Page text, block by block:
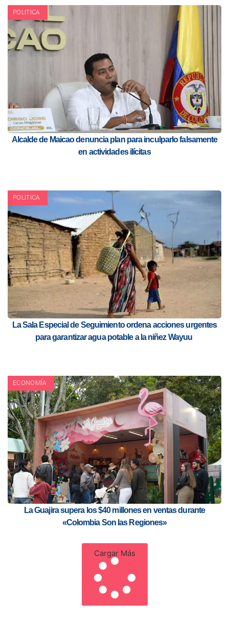
POLITICA
Alcalde de Maicao denuncia plan para inculparlo falsamente
en actividades ilícitas
POLITICA
La Sala Especial de Seguimiento ordena acciones urgentes
para garantizar agua potable a la niñez Wayuu
ECONOMÍA
La Guajira supera los $40 millones en ventas durante
«Colombia Son las Regiones»
Cargar Más